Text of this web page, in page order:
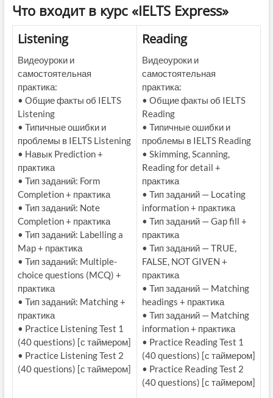
Что входит в курс «IELTS Express»
Listening
Видеоуроки и
самостоятельная
практика:
• Общие факты об IELTS
Listening
• Типичные ошибки и
проблемы в IELTS Listening
• Навык Prediction +
практика
• Тип заданий: Form
Completion + практика
• Тип заданий: Note
Completion + практика
• Тип заданий: Labelling a
Map + практика
• Тип заданий: Multiple-
choice questions (MCQ) +
практика
• Тип заданий: Matching +
практика
• Practice Listening Test 1
(40 questions) [с таймером]
• Practice Listening Test 2
(40 questions) [с таймером]
Reading
Видеоуроки и
самостоятельная
практика:
• Общие факты об IELTS
Reading
• Типичные ошибки и
проблемы в IELTS Reading
• Skimming, Scanning,
Reading for detail +
практика
• Тип заданий — Locating
information + практика
• Тип заданий — Gap fill +
практика
• Тип заданий — TRUE,
FALSE, NOT GIVEN +
практика
• Тип заданий — Matching
headings + практика
• Тип заданий — Matching
information + практика
• Practice Reading Test 1
(40 questions) [с таймером]
• Practice Reading Test 2
(40 questions) [с таймером]